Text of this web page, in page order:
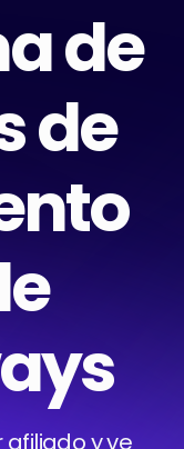
de
de
afiliado y ve